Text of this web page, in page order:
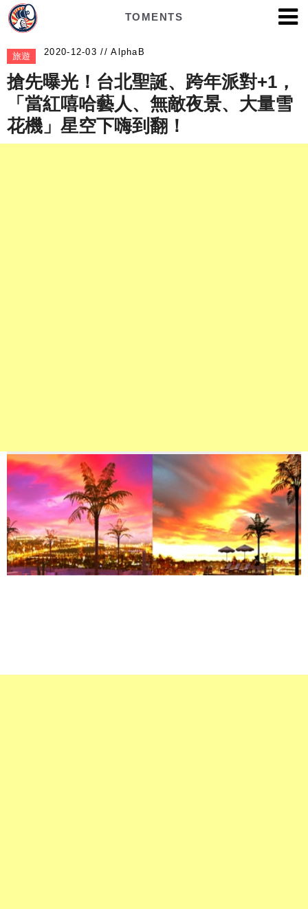
TOMENTS
旅遊 AlphaB
搶先曝光！台北聖誕、跨年派對+1，
「當紅嘻哈藝人、無敵夜景、大量雪
花機」星空下嗨到翻！